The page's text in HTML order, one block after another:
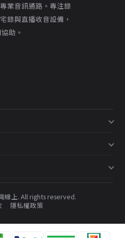
業音訊通路。專注錄
錄與直播收音設備，
助。
線上. All rights reserved.
隱私權政策